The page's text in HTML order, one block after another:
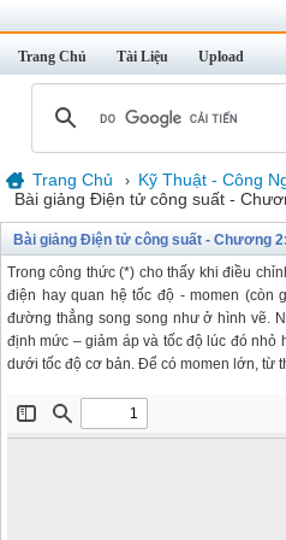
Trang Chủ Tài Liệu Upload
Trang Chủ › Kỹ Thuật - Công
Bài giảng Điện tử công suất -
Bài giảng Điện tử công suất - Chương
Trong công thức (*) cho thấy khi điều
điện hay quan hệ tốc độ - momen (còn
đường thẳng song song như ở hình vẽ.
định mức – giảm áp và tốc độ lúc đó nhỏ
dưới tốc độ cơ bản. Để có momen lớn, từ